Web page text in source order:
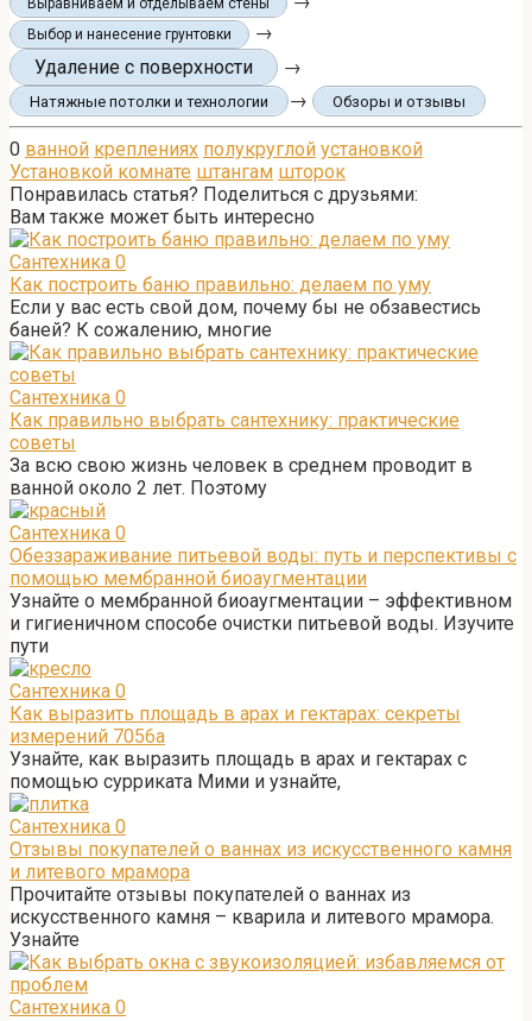
Выбор и нанесение грунтовки
→
Удаление с поверхности
→
Натяжные потолки и технологии → Обзоры и отзывы
0 ванной креплениях полукруглой установкой
Установкой комнате штангам шторок
Понравилась статья? Поделиться с друзьями:
Вам также может быть интересно
Сантехника 0
Как построить баню правильно: делаем по уму
Если у вас есть свой дом, почему бы не обзавестись
баней? К сожалению, многие
Сантехника 0
Как правильно выбрать сантехнику: практические
советы
За всю свою жизнь человек в среднем проводит в
ванной около 2 лет. Поэтому
Сантехника 0
Обеззараживание питьевой воды: путь и перспективы с
помощью мембранной биоаугментации
Узнайте о мембранной биоаугментации – эффективном
и гигиеничном способе очистки питьевой воды. Изучите
пути
Сантехника 0
Как выразить площадь в арах и гектарах: секреты
измерений 7056а
Узнайте, как выразить площадь в арах и гектарах с
помощью сурриката Мими и узнайте,
Сантехника 0
Отзывы покупателей о ваннах из искусственного камня
и литевого мрамора
Прочитайте отзывы покупателей о ваннах из
искусственного камня – кварила и литевого мрамора.
Узнайте
Сантехника 0